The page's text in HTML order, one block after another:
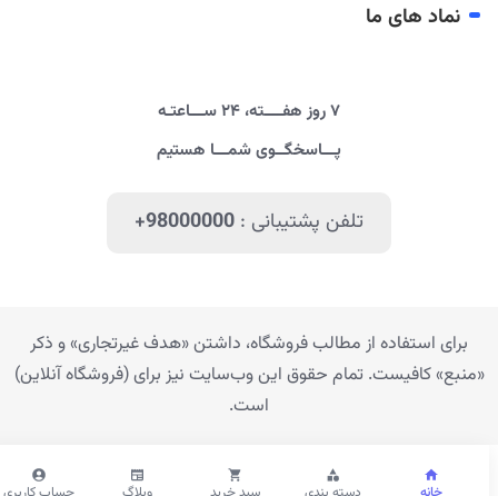
نماد های ما
۷ روز هفــــته، ۲۴ ســـاعتـه
پـــاسخگــوی شمـــا هستیم
تلفن پشتیبانی :+98000000
برای استفاده از مطالب فروشگاه، داشتن «هدف غیرتجاری» و ذکر
«منبع» کافیست. تمام حقوق اين وب‌سايت نیز برای (فروشگاه آنلاین)
است.